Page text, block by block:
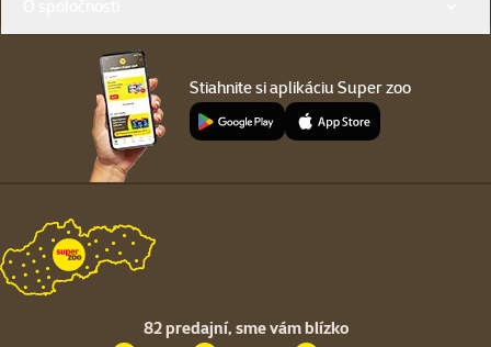
Stiahnite si aplikáciu Super zoo
82 predajní, sme vám blízko